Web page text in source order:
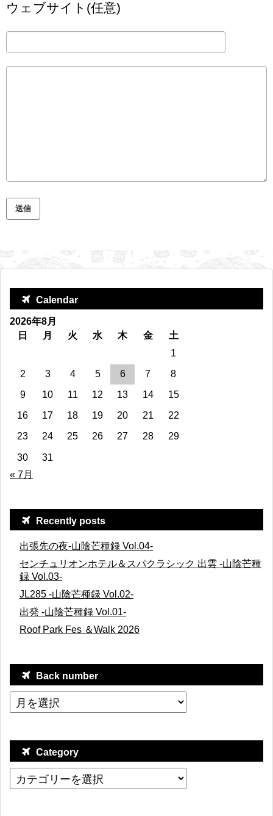
ウェブサイト(任意)
Calendar
2026年8月
日
月 火 水 木 金
土
1
2
3 4 5 6 7
8
9
10 11 12 13 14
15
16
17 18 19 20 21
22
23
24 25 26 27 28 29
30
31
« 7月
Recently posts
出張先の夜-山陰芒種録 Vol.04-
センチュリオンホテル＆スパクラシック 出雲 -山陰芒種
録 Vol.03-
JL285 -山陰芒種録 Vol.02-
出発 -山陰芒種録 Vol.01-
Roof Park Fes ＆Walk 2026
Back number
Category